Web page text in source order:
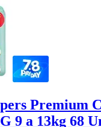
Premium
9 a 13kg 68